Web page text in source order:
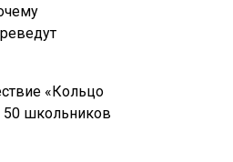
«Кольцо
50 школьников